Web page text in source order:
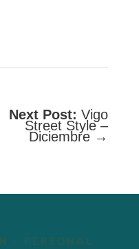
Next Post: Vigo
Street Style –
Diciembre →
– PERSONAL